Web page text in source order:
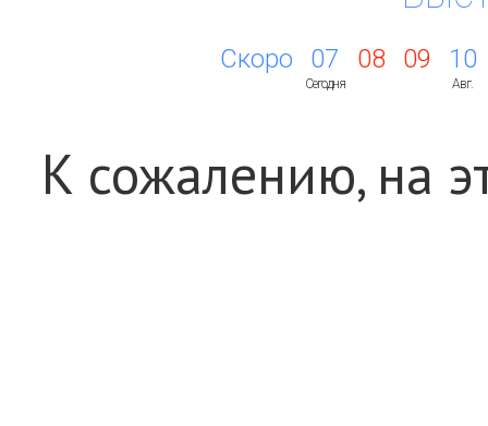
Скоро 07
Сегодня
08 09 10
Авг.
К сожалению, на